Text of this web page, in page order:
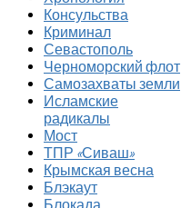
Консульства
Криминал
Севастополь
Черноморский флот
Самозахваты земли
Исламские
радикалы
Мост
ТПР «Сиваш»
Крымская весна
Блэкаут
Блокада